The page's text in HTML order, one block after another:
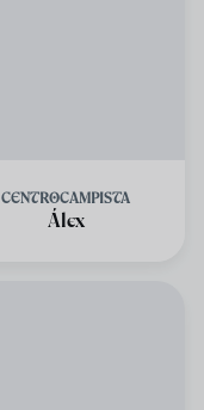
CENTROCAMPISTA
Álex